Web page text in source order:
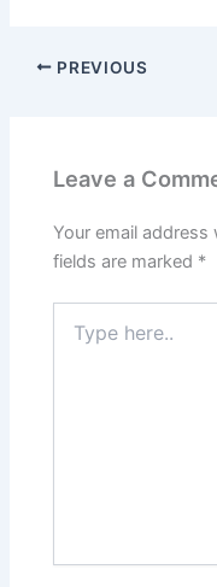
PREVIOUS
Leave a
Your email
fields are marked *
here..